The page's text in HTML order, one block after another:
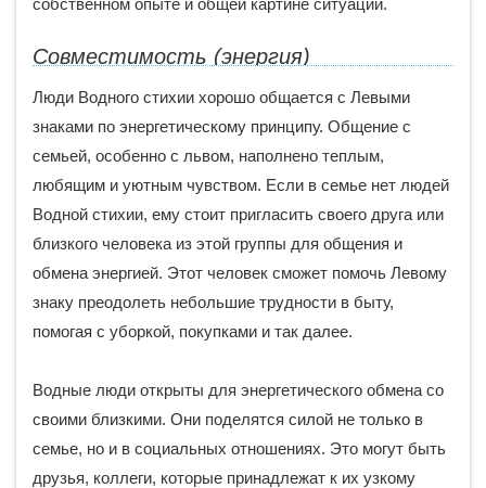
собственном опыте и общей картине ситуации.
Совместимость (энергия)
Люди Водного стихии хорошо общается с Левыми
знаками по энергетическому принципу. Общение с
семьей, особенно с львом, наполнено теплым,
любящим и уютным чувством. Если в семье нет людей
Водной стихии, ему стоит пригласить своего друга или
близкого человека из этой группы для общения и
обмена энергией. Этот человек сможет помочь Левому
знаку преодолеть небольшие трудности в быту,
помогая с уборкой, покупками и так далее.
Водные люди открыты для энергетического обмена со
своими близкими. Они поделятся силой не только в
семье, но и в социальных отношениях. Это могут быть
друзья, коллеги, которые принадлежат к их узкому